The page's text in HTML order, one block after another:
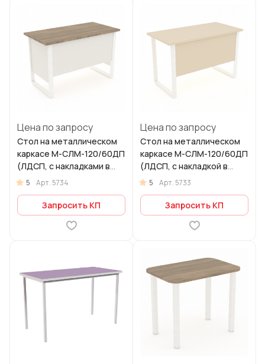
Цена по запросу
Стол на металлическом
каркасе М-СЛМ-120/60ДП
(ЛДСП, с накладками в
комплекте) (ширина 800
5 Арт. 5734
Запросить КП
Цена по запросу
Стол на металлическом
каркасе М-СЛМ-120/60ДП
(ЛДСП, с накладкой в
комплекте) (ширина 800
5 Арт. 5733
Запросить КП